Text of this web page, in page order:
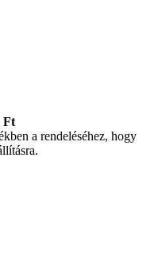
Ft
a rendeléséhez, hogy